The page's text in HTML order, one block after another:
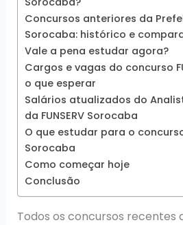
Concursos anteriores da
Sorocaba: histórico e
Vale a pena estudar agora?
Cargos e vagas do concurso
o que esperar
Salários atualizados do
da FUNSERV Sorocaba
O que estudar para o concurso
Sorocaba
Como começar hoje
Conclusão
Todos os concursos recentes